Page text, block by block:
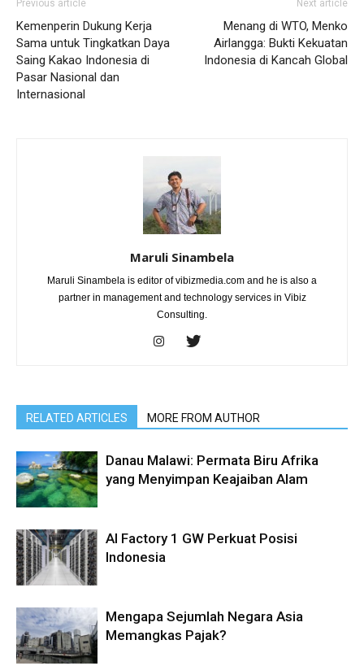
Previous article
Kemenperin Dukung Kerja
Sama untuk Tingkatkan Daya
Saing Kakao Indonesia di
Pasar Nasional dan
Internasional
Next article
Menang di WTO, Menko
Airlangga: Bukti Kekuatan
Indonesia di Kancah Global
Maruli Sinambela
Maruli Sinambela is editor of vibizmedia.com and he is also a
partner in management and technology services in Vibiz
Consulting.
RELATED ARTICLES MORE FROM AUTHOR
Danau Malawi: Permata Biru Afrika
yang Menyimpan Keajaiban Alam
AI Factory 1 GW Perkuat Posisi
Indonesia
Mengapa Sejumlah Negara Asia
Memangkas Pajak?